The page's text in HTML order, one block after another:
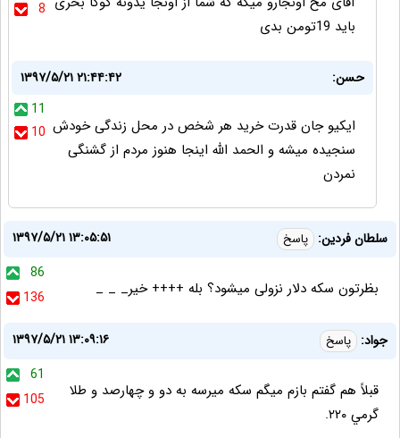
8
باید 19تومن بدی
حسن:
۱۳۹۷/۵/۲۱ ۲۱:۴۴:۴۲
11
10 ایکیو جان قدرت خرید هر شخص در محل زندگی خودش
سنجیده میشه و الحمد الله اینجا هنوز مردم از گشنگی
نمردن
سلطان فردین: پاسخ
۱۳۹۷/۵/۲۱ ۱۳:۰۵:۵۱
86
136
بظرتون سکه دلار نزولی میشود؟ بله ++++ خیر_ _ _
جواد: پاسخ
۱۳۹۷/۵/۲۱ ۱۳:۰۹:۱۶
61
105
قبلاً هم گفتم بازم ميگم سكه ميرسه به دو و چهارصد و طلا
گرمي ٢٢٠.